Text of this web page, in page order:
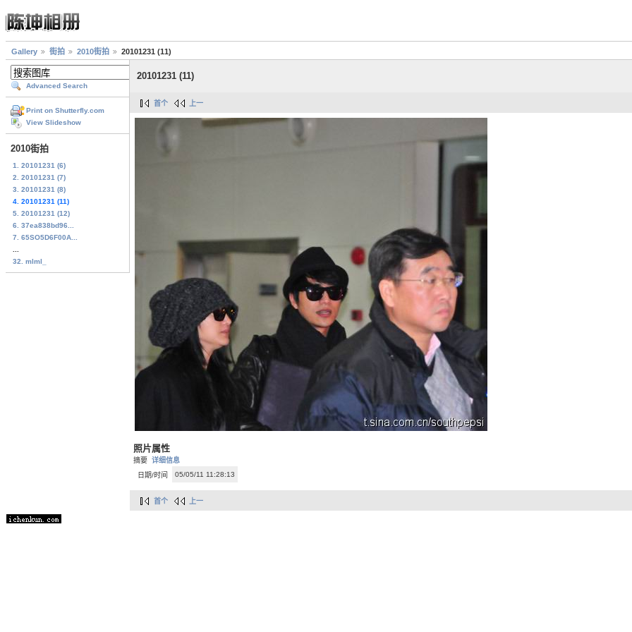
Gallery 街拍 2010街拍 20101231 (11)
Advanced Search
Print on Shutterfly.com
View Slideshow
2010街拍
1. 20101231 (6)
2. 20101231 (7)
3. 20101231 (8)
4. 20101231 (11)
5. 20101231 (12)
6. 37ea838bd96...
7. 65SO5D6F00A...
32. mlml_
20101231 (11)
首个 上一
照片属性
摘要 详细信息
日期/时间
05/05/11 11:28:13
首个 上一